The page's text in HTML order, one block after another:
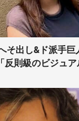
そ出し&ド派手巨
則級のビジュア